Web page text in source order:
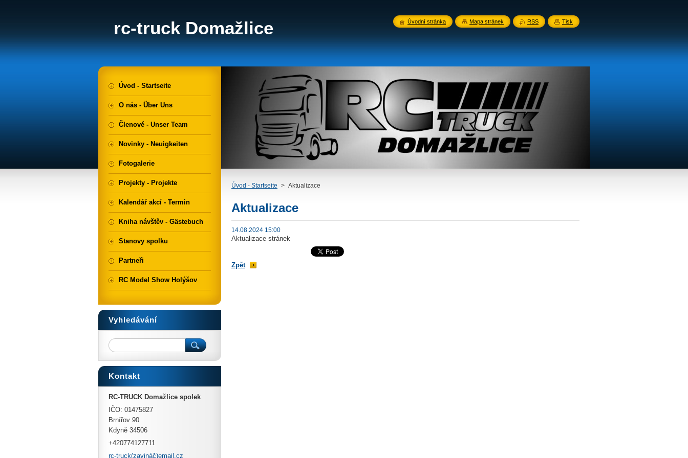
rc-truck Domažlice
Úvod - Startseite > Aktualizace
Aktualizace
14.08.2024 15:00
Aktualizace stránek
Zpět
Úvod - Startseite
O nás - Über Uns
Členové - Unser Team
Novinky - Neuigkeiten
Fotogalerie
Projekty - Projekte
Kalendář akcí - Termin
Kniha návštěv - Gästebuch
Stanovy spolku
Partneři
RC Model Show Holýšov
Vyhledávání
Kontakt
RC-TRUCK Domažlice spolek
IČO: 01475827
Brnířov 90
Kdyně 34506
+420774127711
rc-truck(zavináč)email.cz
Úvodní stránka Mapa stránek RSS Tisk